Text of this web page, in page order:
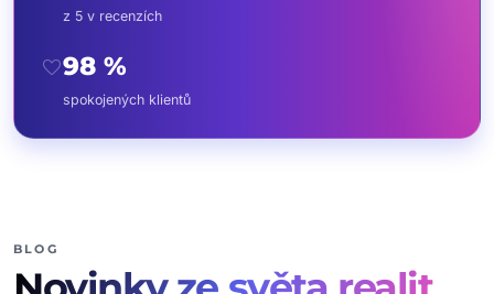
z 5 v recenzích
favorite98 %
spokojených klientů
BLOG